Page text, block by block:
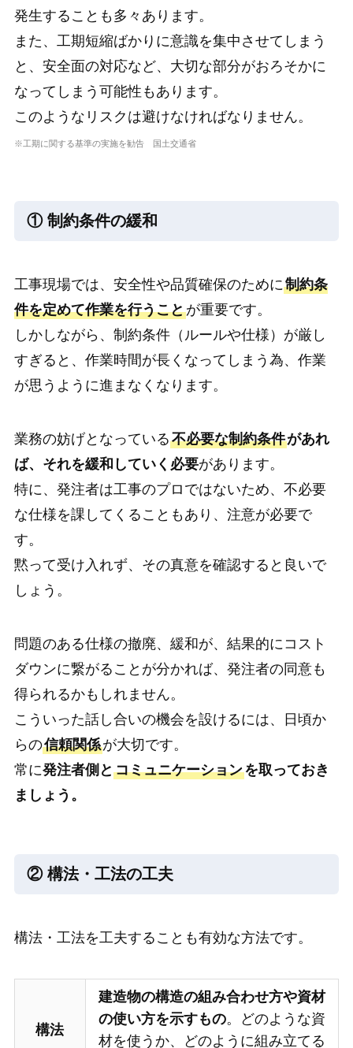
発生することも多々あります。
また、工期短縮ばかりに意識を集中させてしまう
と、安全面の対応など、大切な部分がおろそかに
なってしまう可能性もあります。
このようなリスクは避けなければなりません。
※工期に関する基準の実施を勧告 国土交通省
① 制約条件の緩和
工事現場では、安全性や品質確保のために制約条
件を定めて作業を行うことが重要です。
しかしながら、制約条件（ルールや仕様）が厳し
すぎると、作業時間が長くなってしまう為、作業
が思うように進まなくなります。
業務の妨げとなっている不必要な制約条件があれ
ば、それを緩和していく必要があります。
特に、発注者は工事のプロではないため、不必要
な仕様を課してくることもあり、注意が必要で
す。
黙って受け入れず、その真意を確認すると良いで
しょう。
問題のある仕様の撤廃、緩和が、結果的にコスト
ダウンに繋がることが分かれば、発注者の同意も
得られるかもしれません。
こういった話し合いの機会を設けるには、日頃か
らの信頼関係が大切です。
常に発注者側と コミュニケーションを取っておき
ましょう。
② 構法・工法の工夫
構法・工法を工夫することも有効な方法です。
構法
建造物の構造の組み合わせ方や資材
の使い方を示すもの。どのような資
材を使うか、どのように組み立てる